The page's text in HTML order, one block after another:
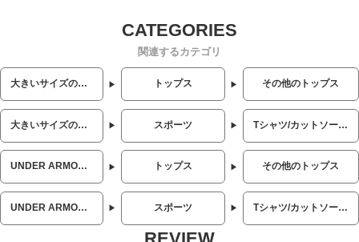
関連するカテゴリ
大きいサイズのメンズ服 トップス その他のトップス
大きいサイズのメンズ服 スポーツ Tシャツ/カットソー (スポーツ)
UNDER ARMOUR (アンダーアーマー) トップス その他のトップス
UNDER ARMOUR (アンダーアーマー) スポーツ Tシャツ/カットソー (スポーツ)